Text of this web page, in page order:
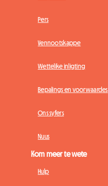
Pers
Vennootskappe
Wettelike inligting
Bepalings en voorwaardes
Ons syfers
Nuus
Kom meer te wete
Hulp